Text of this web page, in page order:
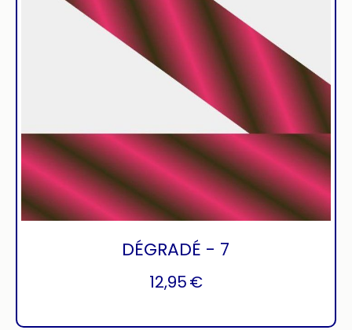
DÉGRADÉ - 7
12,95€